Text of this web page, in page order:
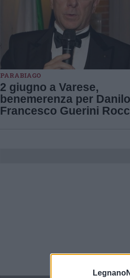
PARABIAGO
2 giugno a Varese,
benemerenza per Danilo
Francesco Guerini